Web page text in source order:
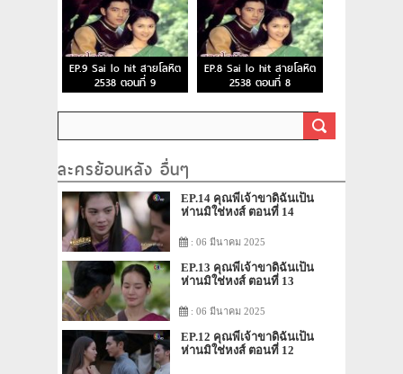
EP.9 Sai lo hit สายโลหิต
2538 ตอนที่ 9
EP.8 Sai lo hit สายโลหิต
2538 ตอนที่ 8
ละครย้อนหลัง อื่นๆ
EP.14 คุณพี่เจ้าขาดิฉันเป็น
ห่านมิใช่หงส์ ตอนที่ 14
: 06 มีนาคม 2025
EP.13 คุณพี่เจ้าขาดิฉันเป็น
ห่านมิใช่หงส์ ตอนที่ 13
: 06 มีนาคม 2025
EP.12 คุณพี่เจ้าขาดิฉันเป็น
ห่านมิใช่หงส์ ตอนที่ 12